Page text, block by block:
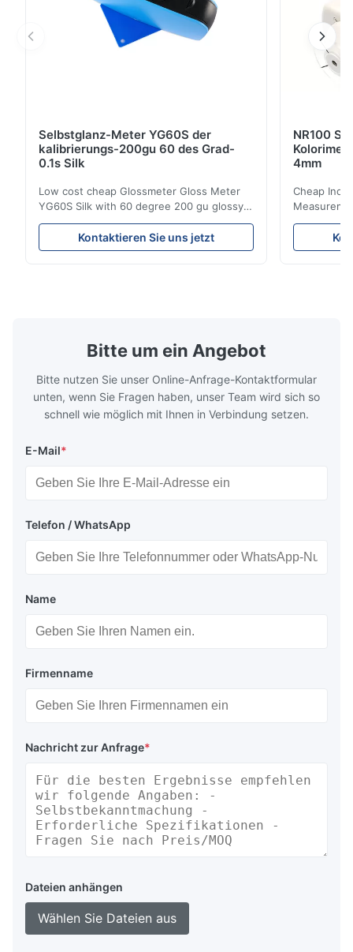
Selbstglanz-Meter YG60S der
kalibrierungs-200gu 60 des Grad-
0.1s Silk
Low cost cheap Glossmeter Gloss Meter
YG60S Silk with 60 degree 200 gu glossy
measurement YG60S 60° Economic Gloss
Meter can test material with gloss (0-
200Gu), and universally apply to paint, ink,
Kontaktieren Sie uns jetzt
NR100
4mm
Cheap
meter Silk
aperture
Precision
Bitte um ein Angebot
Bitte nutzen Sie unser Online-Anfrage-Kontaktformular
unten, wenn Sie Fragen haben, unser Team wird sich so
schnell wie möglich mit Ihnen in Verbindung setzen.
E-Mail*
Telefon / WhatsApp
Name
Firmenname
Nachricht zur Anfrage*
Dateien anhängen
Wählen Sie Dateien aus